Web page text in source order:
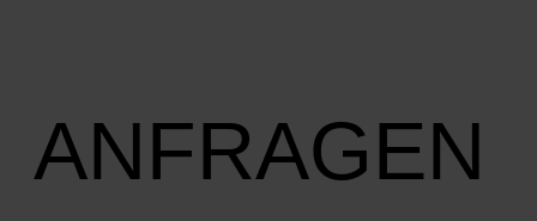
ANFRAGEN